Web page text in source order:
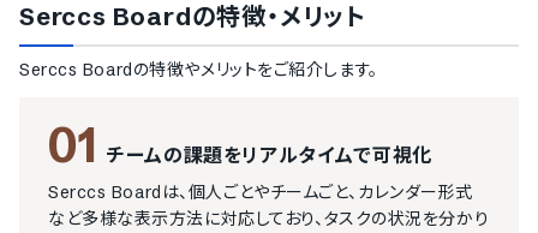
Serccs Boardの特徴・メリット
Serccs Boardの特徴やメリットをご紹介します。
01 チームの課題をリアルタイムで可視化
Serccs Boardは、個人ごとやチームごと、カレンダー形式
など多様な表示方法に対応しており、タスクの状況を分かり